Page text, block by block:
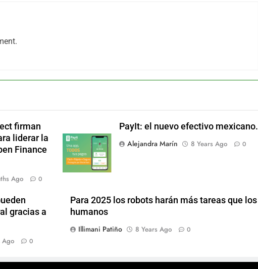
firman
liderar la
Finance
Ago 0
PayIt: el nuevo efectivo mexicano.
Alejandra Marín
8 Years Ago 0
gracias a
Ago 0
Para 2025 los robots harán más tareas que los
humanos
Illimani Patiño
8 Years Ago 0